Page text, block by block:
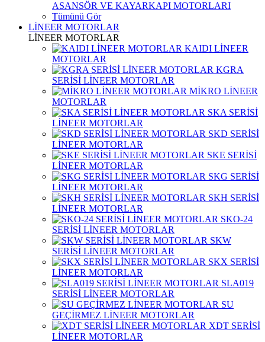
ASANSÖR VE KAYARKAPI MOTORLARI
Tümünü Gör
LİNEER MOTORLAR
LİNEER MOTORLAR
KAIDI LİNEER
MOTORLAR
KGRA
SERİSİ LİNEER MOTORLAR
MİKRO LİNEER
MOTORLAR
SKA SERİSİ
LİNEER MOTORLAR
SKD SERİSİ
LİNEER MOTORLAR
SKE SERİSİ
LİNEER MOTORLAR
SKG SERİSİ
LİNEER MOTORLAR
SKH SERİSİ
LİNEER MOTORLAR
SKO-24
SERİSİ LİNEER MOTORLAR
SKW
SERİSİ LİNEER MOTORLAR
SKX SERİSİ
LİNEER MOTORLAR
SLA019
SERİSİ LİNEER MOTORLAR
SU
GEÇİRMEZ LİNEER MOTORLAR
XDT SERİSİ
LİNEER MOTORLAR